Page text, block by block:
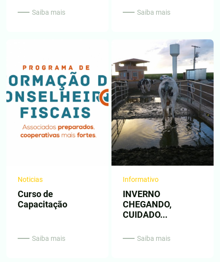
Saiba mais Saiba mais
Noticias
Curso de
Capacitação
Saiba mais
Informativo
INVERNO
CHEGANDO,
CUIDADO...
Saiba mais